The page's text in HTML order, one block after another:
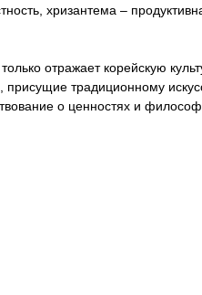
хризантема –
отражает корейскую
традиционному
о ценностях и